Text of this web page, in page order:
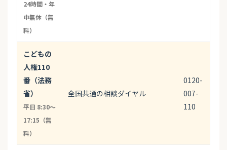
24時間・年
中無休（無
料）
こどもの
人権110
番（法務
省）
平日 8:30〜
17:15（無
料）
全国共通の相談ダイヤル
0120-
007-
110